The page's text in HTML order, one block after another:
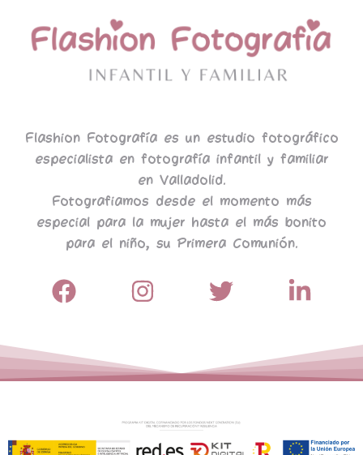
Flashion Fotografía es un estudio fotográfico
especialista en fotografía infantil y familiar
en Valladolid.
Fotografiamos desde el momento más
especial para la mujer hasta el más bonito
para el niño, su Primera Comunión.